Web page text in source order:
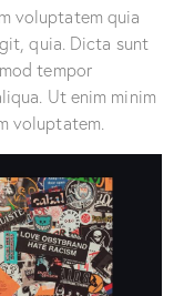
voluptatem quia
quia. Dicta sunt
tempor
Ut enim minim
voluptatem.